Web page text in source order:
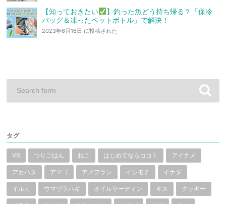
【知っておきたい
】釣った魚どう持ち帰る？「保冷
バッグ＆凍ったペットボトル」で解決！
2023年6月16日 に投稿された
タグ
VR つりごはん ねこ はじめてならココ！ アイナメ
アカハタ アマゴ アメフラシ イシモチ イナダ
イルカ ウマヅラハギ オイルサーディン キス クッキー